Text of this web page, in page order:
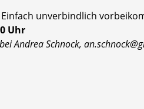
unverbindlich
Uhr
Andrea Schnock,